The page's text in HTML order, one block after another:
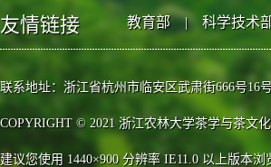
友情链接 教育部 | 科学技术
联系地址：浙江省杭州市临安区武肃街666号16
COPYRIGHT © 2021 浙江农林大学茶学与茶文
建议您使用 1440×900 分辨率 IE11.0 以上版本浏